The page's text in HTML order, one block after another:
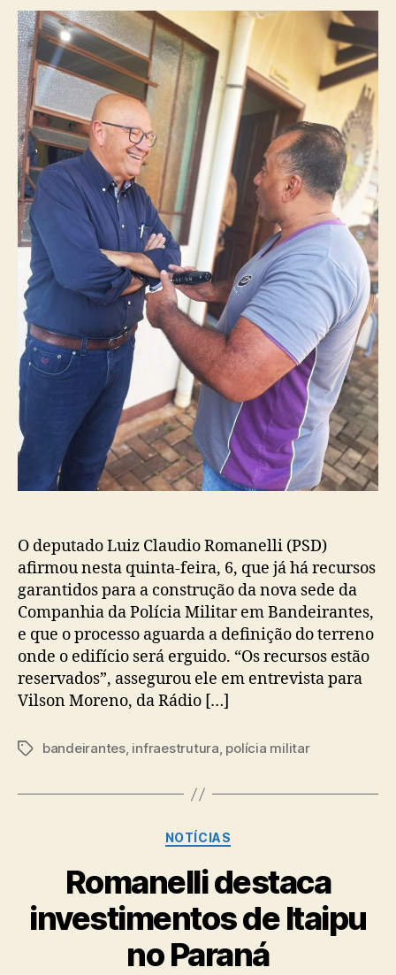
O deputado Luiz Claudio Romanelli (PSD)
afirmou nesta quinta-feira, 6, que já há recursos
garantidos para a construção da nova sede da
Companhia da Polícia Militar em Bandeirantes,
e que o processo aguarda a definição do terreno
onde o edifício será erguido. “Os recursos estão
reservados”, assegurou ele em entrevista para
Vilson Moreno, da Rádio […]
Tagsbandeirantes, infraestrutura, polícia militar
Categorias
NOTÍCIAS
Romanelli destaca
investimentos de Itaipu
no Paraná